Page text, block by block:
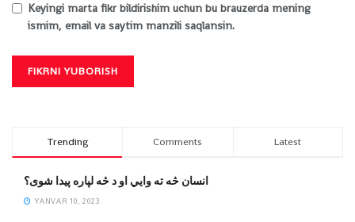
Keyingi marta fikr bildirishim uchun bu brauzerda mening
ismim, email va saytim manzili saqlansin.
Trending Comments Latest
انسان څه ته وایي او د څه لپاره پیدا شوی؟
YANVAR 10, 2023